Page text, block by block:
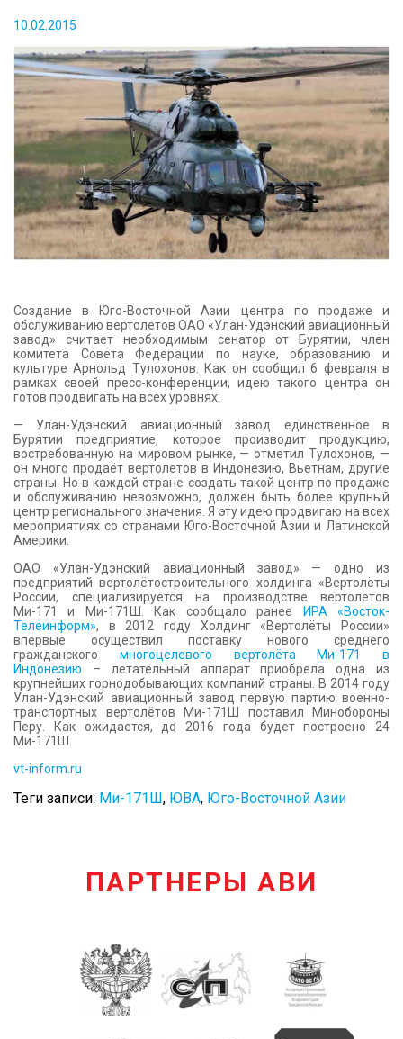
КОНТАКТЫ
10.02.2015
Создание в Юго-Восточной Азии центра по продаже и
обслуживанию вертолетов ОАО «Улан-Удэнский авиационный
завод» считает необходимым сенатор от Бурятии, член
комитета Совета Федерации по науке, образованию и
культуре Арнольд Тулохонов. Как он сообщил 6 февраля в
рамках своей пресс-конференции, идею такого центра он
готов продвигать на всех уровнях.
— Улан-Удэнский авиационный завод единственное в
Бурятии предприятие, которое производит продукцию,
востребованную на мировом рынке, — отметил Тулохонов, —
он много продаёт вертолетов в Индонезию, Вьетнам, другие
страны. Но в каждой стране создать такой центр по продаже
и обслуживанию невозможно, должен быть более крупный
центр регионального значения. Я эту идею продвигаю на всех
мероприятиях со странами Юго-Восточной Азии и Латинской
Америки.
ОАО «Улан-Удэнский авиационный завод» — одно из
предприятий вертолётостроительного холдинга «Вертолёты
России, специализируется на производстве вертолётов
Ми-171 и Ми-171Ш. Как сообщало ранее
ИРА «Восток-
Телеинформ», в 2012 году Холдинг «Вертолёты России»
впервые осуществил поставку нового среднего
гражданского многоцелевого вертолёта Ми-171 в
Индонезию – летательный аппарат приобрела одна из
крупнейших горнодобывающих компаний страны. В 2014 году
Улан-Удэнский авиационный завод первую партию военно-
транспортных вертолётов Ми-171Ш поставил Минобороны
Перу. Как ожидается, до 2016 года будет построено 24
Ми-171Ш.
vt-inform.ru
Теги записи: Ми-171Ш, ЮВА, Юго-Восточной Азии
ПАРТНЕРЫ АВИ